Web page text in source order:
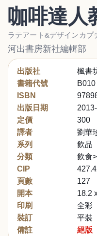
咖啡達人
河出書房新社編輯部
出版社
楓書
書籍代號
B010
ISBN
出版日期
定價
300
譯者
劉華
系列
飲品
分類
飲食
CIP
頁數
127
開本
18.2
印刷
全彩
裝訂
平裝
備註
絕版